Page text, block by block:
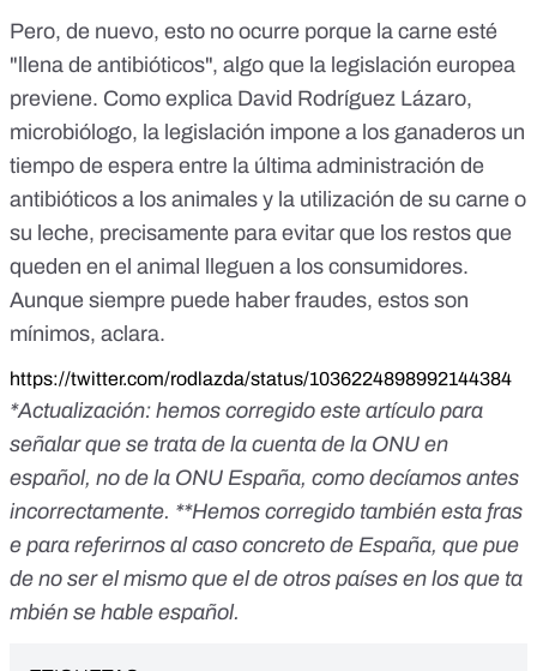
Pero, de nuevo, esto no ocurre porque la carne esté
"llena de antibióticos", algo que la legislación europea
previene. Como explica David Rodríguez Lázaro,
microbiólogo, la legislación impone a los ganaderos un
tiempo de espera entre la última administración de
antibióticos a los animales y la utilización de su carne o
su leche, precisamente para evitar que los restos que
queden en el animal lleguen a los consumidores.
Aunque siempre puede haber fraudes, estos son
mínimos, aclara.
https://twitter.com/rodlazda/status/1036224898992144384
*Actualización: hemos corregido este artículo para
señalar que se trata de la cuenta de la ONU en
español, no de la ONU España, como decíamos antes
incorrectamente. **Hemos corregido también esta fras
e para referirnos al caso concreto de España, que pue
de no ser el mismo que el de otros países en los que ta
mbién se hable español.